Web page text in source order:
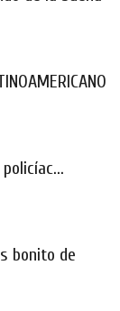
policíac...
bonito de